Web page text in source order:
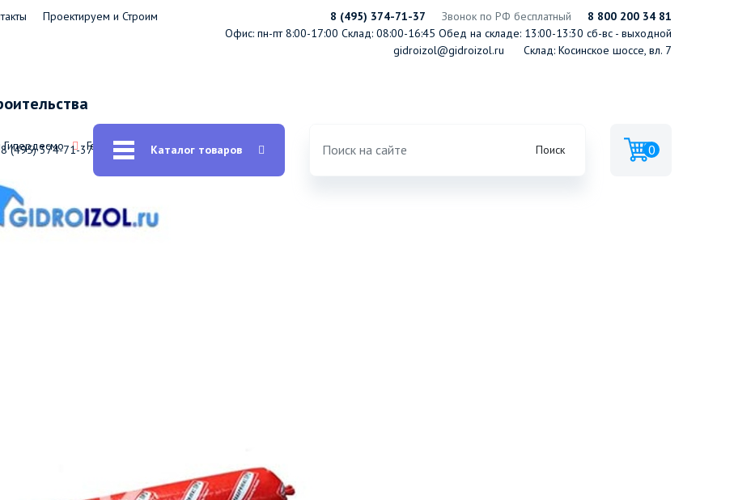
Проектируем и Строим 8 (495) 374-71-37 Звонок по РФ бесплатный
8 800 200 34 81
Офис: пн-пт 8:00-17:00 Склад: 08:00-16:45 Обед на складе: 13:00-13:30 сб-вс - выходной
gidroizol@gidroizol.ru
Склад: Косинское шоссе, вл. 7
8 (495) 374-71-37 Каталог товаров Поиск 0
Герметик Рабберфлекс PU-25 600мл